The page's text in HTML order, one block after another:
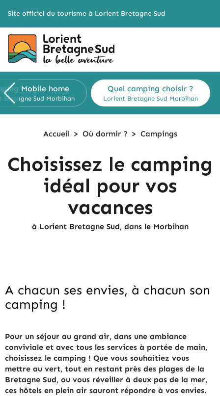
Site officiel du tourisme à Lorient Bretagne Sud
Mobile home
Bretagne Sud Morbihan
Quel camping choisir ?
Lorient Bretagne Sud Morbihan
Accueil > Où dormir ? > Campings
Choisissez le camping
idéal pour vos
vacances
à Lorient Bretagne Sud, dans le Morbihan
A chacun ses envies, à chacun son
camping !
Pour un séjour au grand air, dans une ambiance
conviviale et avec tous les services à portée de main,
choisissez le camping ! Que vous souhaitiez vous
mettre au vert, tout en restant près des plages de la
Bretagne Sud, ou vous réveiller à deux pas de la mer,
ces hôtels en plein air sauront répondre à vos envies.